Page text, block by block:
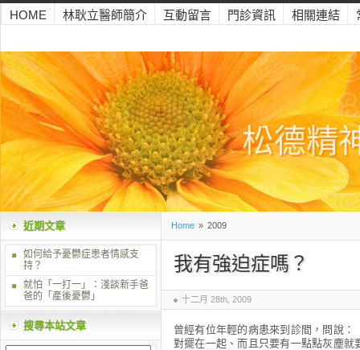
松德精
HOME 林耿立醫師簡介 互動留言 門診資訊 相關連結
Home » 2009
我有強迫症嗎？
十二月 28th, 2009
曾經有位年輕的病患來到診間，問說
對擺在一起、而且只要有一點點灰塵
近期文章
如何給予憂鬱症患者情感支
持？
就怕「一打一」：淺談新手爸
爸的「產後憂鬱」
搜尋本站文章